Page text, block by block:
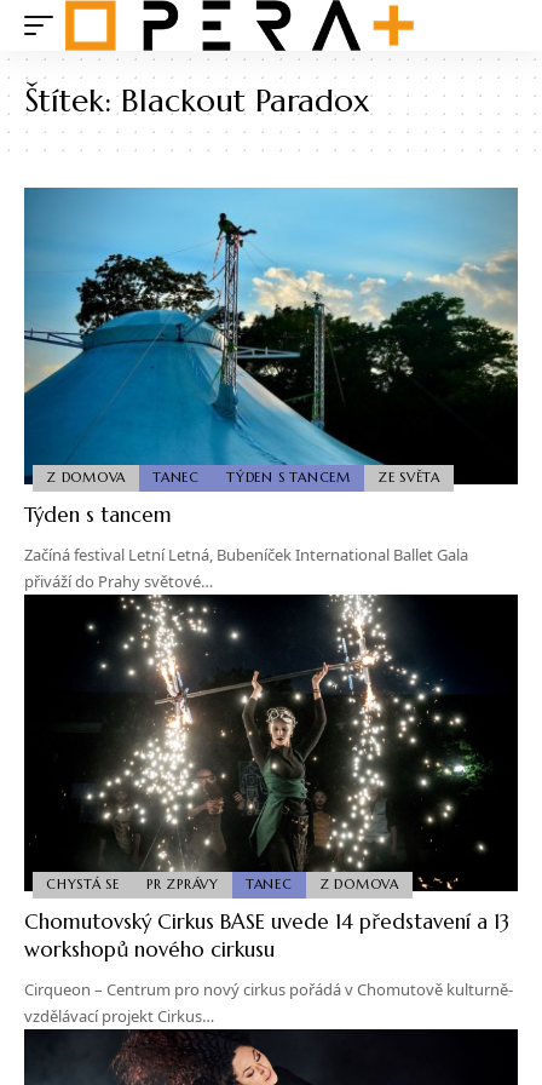
Štítek:Blackout Paradox
Z DOMOVA TANEC TÝDEN S TANCEM ZE SVĚTA
Týden s tancem
Začíná festival Letní Letná, Bubeníček International Ballet Gala
přiváží do Prahy světové…
CHYSTÁ SE PR ZPRÁVY TANEC Z DOMOVA
Chomutovský Cirkus BASE uvede 14 představení a 13
workshopů nového cirkusu
Cirqueon – Centrum pro nový cirkus pořádá v Chomutově kulturně-
vzdělávací projekt Cirkus…